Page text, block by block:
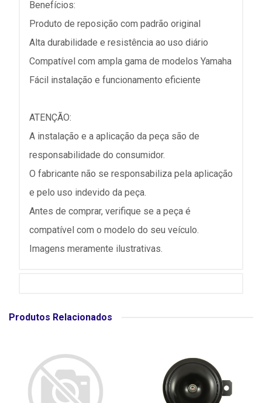
Benefícios:
Produto de reposição com padrão original
Alta durabilidade e resistência ao uso diário
Compatível com ampla gama de modelos Yamaha
Fácil instalação e funcionamento eficiente
ATENÇÃO:
A instalação e a aplicação da peça são de
responsabilidade do consumidor.
O fabricante não se responsabiliza pela aplicação
e pelo uso indevido da peça.
Antes de comprar, verifique se a peça é
compatível com o modelo do seu veículo.
Imagens meramente ilustrativas.
Produtos Relacionados